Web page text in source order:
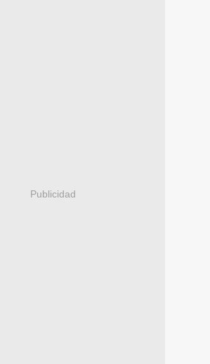
Publicidad